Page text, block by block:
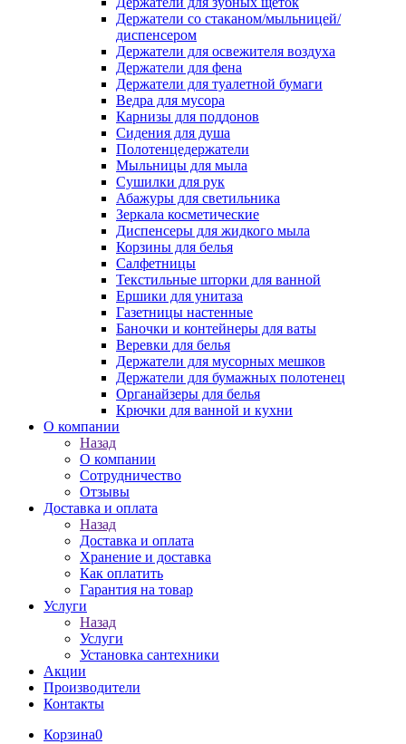
Держатели со стаканом/мыльницей/
диспенсером
Держатели для освежителя воздуха
Держатели для фена
Держатели для туалетной бумаги
Ведра для мусора
Карнизы для поддонов
Сидения для душа
Полотенцедержатели
Мыльницы для мыла
Сушилки для рук
Абажуры для светильника
Зеркала косметические
Диспенсеры для жидкого мыла
Корзины для белья
Салфетницы
Текстильные шторки для ванной
Ершики для унитаза
Газетницы настенные
Баночки и контейнеры для ваты
Веревки для белья
Держатели для мусорных мешков
Держатели для бумажных полотенец
Органайзеры для белья
Крючки для ванной и кухни
О компании
Назад
О компании
Сотрудничество
Отзывы
Доставка и оплата
Назад
Доставка и оплата
Хранение и доставка
Как оплатить
Гарантия на товар
Услуги
Назад
Услуги
Установка сантехники
Акции
Производители
Контакты
Корзина0